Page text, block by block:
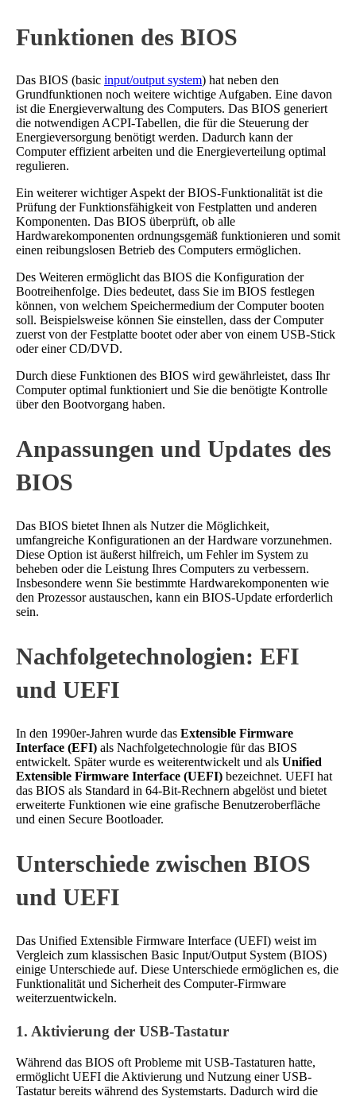
Funktionen des BIOS
Das BIOS (basic input/output system) hat neben den
Grundfunktionen noch weitere wichtige Aufgaben. Eine davon
ist die Energieverwaltung des Computers. Das BIOS generiert
die notwendigen ACPI-Tabellen, die für die Steuerung der
Energieversorgung benötigt werden. Dadurch kann der
Computer effizient arbeiten und die Energieverteilung optimal
regulieren.
Ein weiterer wichtiger Aspekt der BIOS-Funktionalität ist die
Prüfung der Funktionsfähigkeit von Festplatten und anderen
Komponenten. Das BIOS überprüft, ob alle
Hardwarekomponenten ordnungsgemäß funktionieren und somit
einen reibungslosen Betrieb des Computers ermöglichen.
Des Weiteren ermöglicht das BIOS die Konfiguration der
Bootreihenfolge. Dies bedeutet, dass Sie im BIOS festlegen
können, von welchem Speichermedium der Computer booten
soll. Beispielsweise können Sie einstellen, dass der Computer
zuerst von der Festplatte bootet oder aber von einem USB-Stick
oder einer CD/DVD.
Durch diese Funktionen des BIOS wird gewährleistet, dass Ihr
Computer optimal funktioniert und Sie die benötigte Kontrolle
über den Bootvorgang haben.
Anpassungen und Updates des
BIOS
Das BIOS bietet Ihnen als Nutzer die Möglichkeit,
umfangreiche Konfigurationen an der Hardware vorzunehmen.
Diese Option ist äußerst hilfreich, um Fehler im System zu
beheben oder die Leistung Ihres Computers zu verbessern.
Insbesondere wenn Sie bestimmte Hardwarekomponenten wie
den Prozessor austauschen, kann ein BIOS-Update erforderlich
sein.
Nachfolgetechnologien: EFI
und UEFI
In den 1990er-Jahren wurde das Extensible Firmware
Interface (EFI) als Nachfolgetechnologie für das BIOS
entwickelt. Später wurde es weiterentwickelt und als Unified
Extensible Firmware Interface (UEFI) bezeichnet. UEFI hat
das BIOS als Standard in 64-Bit-Rechnern abgelöst und bietet
erweiterte Funktionen wie eine grafische Benutzeroberfläche
und einen Secure Bootloader.
Unterschiede zwischen BIOS
und UEFI
Das Unified Extensible Firmware Interface (UEFI) weist im
Vergleich zum klassischen Basic Input/Output System (BIOS)
einige Unterschiede auf. Diese Unterschiede ermöglichen es, die
Funktionalität und Sicherheit des Computer-Firmware
weiterzuentwickeln.
1. Aktivierung der USB-Tastatur
Während das BIOS oft Probleme mit USB-Tastaturen hatte,
ermöglicht UEFI die Aktivierung und Nutzung einer USB-
Tastatur bereits während des Systemstarts. Dadurch wird die